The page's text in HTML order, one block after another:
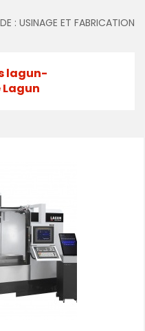
: USINAGE ET FABRICATION
lagun-